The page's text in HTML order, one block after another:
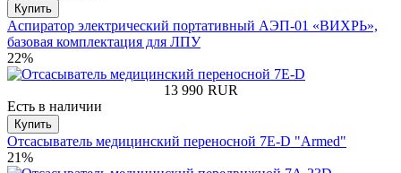
Купить
Аспиратор электрический портативный АЭП-01 «ВИХРЬ»,
базовая комплектация для ЛПУ
22%
13 990 RUR
Есть в наличии
Купить
Отсасыватель медицинский переносной 7E-D "Armed"
21%